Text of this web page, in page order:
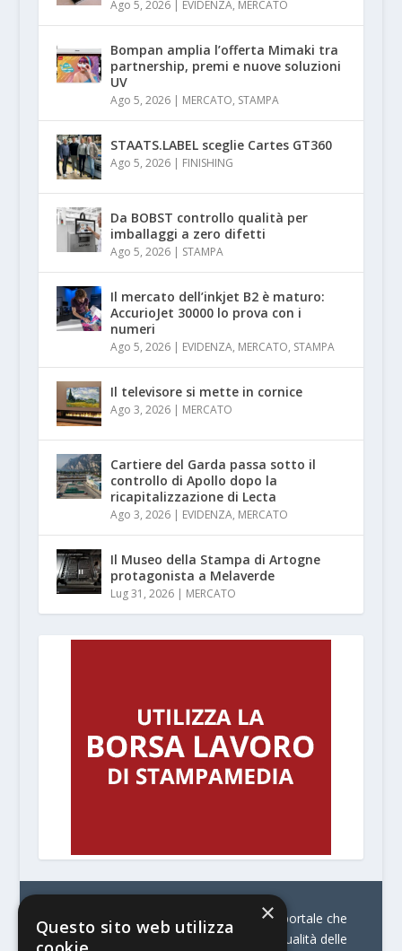
Ago 5, 2026| EVIDENZA, MERCATO
Bompan amplia l’offerta Mimaki tra
partnership, premi e nuove soluzioni
UV
Ago 5, 2026| MERCATO, STAMPA
STAATS.LABEL sceglie Cartes GT360
Ago 5, 2026| FINISHING
Da BOBST controllo qualità per
imballaggi a zero difetti
Ago 5, 2026| STAMPA
Il mercato dell’inkjet B2 è maturo:
AccurioJet 30000 lo prova con i
numeri
Ago 5, 2026| EVIDENZA, MERCATO, STAMPA
Il televisore si mette in cornice
Ago 3, 2026| MERCATO
Cartiere del Garda passa sotto il
controllo di Apollo dopo la
ricapitalizzazione di Lecta
Ago 3, 2026| EVIDENZA, MERCATO
Il Museo della Stampa di Artogne
protagonista a Melaverde
Lug 31, 2026| MERCATO
© Stratego Group –
stampamedia.net è il portale che
racconta le innovazioni tecnologiche e l’attualità delle
×
Questo sito web utilizza